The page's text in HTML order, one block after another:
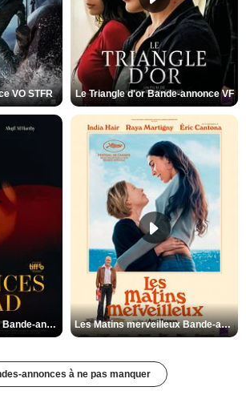
VO STFR Le Triangle d'or Bande-annonce VF
Les Silences de Riyad Bande-annonce VO STFR Les Matins merveilleux Bande-annonce VF
annonces à ne pas manquer